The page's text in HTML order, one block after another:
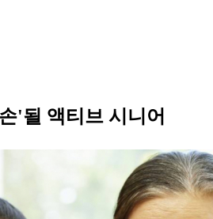
'될 액티브 시니어